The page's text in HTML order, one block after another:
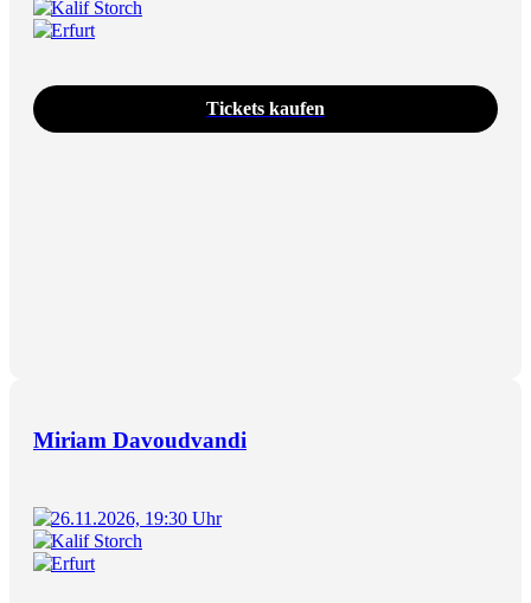
Kalif Storch
Erfurt
Tickets kaufen
Miriam Davoudvandi
26.11.2026, 19:30 Uhr
Kalif Storch
Erfurt